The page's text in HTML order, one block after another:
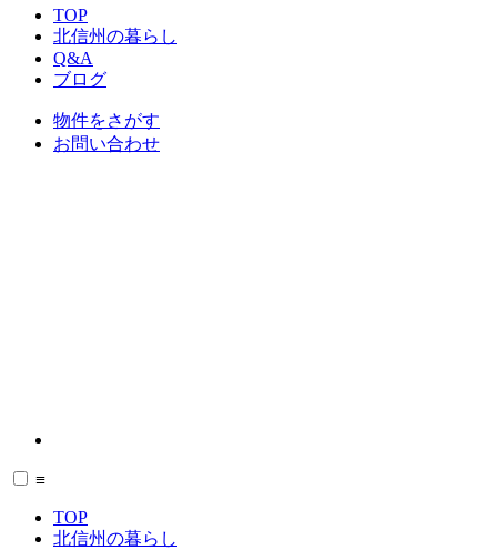
TOP
北信州の暮らし
Q&A
ブログ
物件をさがす
お問い合わせ
≡
TOP
北信州の暮らし